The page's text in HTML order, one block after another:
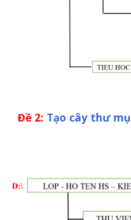
Đề 2: Tạo cây thư